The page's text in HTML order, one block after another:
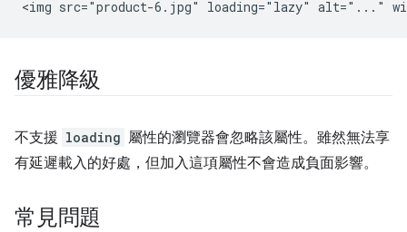
優雅降級
不支援 loading 屬性的瀏覽器會忽略該屬性。雖然無法享
有延遲載入的好處，但加入這項屬性不會造成負面影響。
常見問題